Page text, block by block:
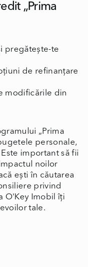
„Prima
pregătește-te
de refinanțare
modificările din
„Prima
personale,
important să fii
noilor
ești în căutarea
privind
O'Key Imobil îți
tale.